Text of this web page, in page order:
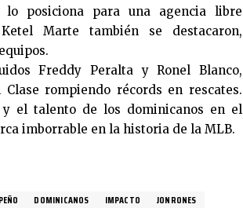
lo posiciona para una agencia libre
Marte también se destacaron,
Freddy Peralta y Ronel Blanco,
rompiendo récords en rescates.
el talento de los dominicanos en el
imborrable en la historia de la MLB.
DOMINICANOS IMPACTO
JONRONES